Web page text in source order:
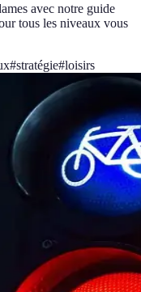
avec notre guide
tous les niveaux vous
#stratégie#loisirs